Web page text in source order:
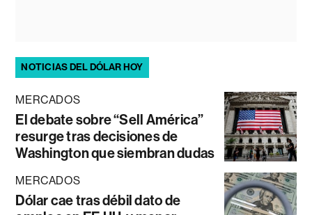
NOTICIAS DEL DÓLAR HOY
MERCADOS
El debate sobre “Sell América”
resurge tras decisiones de
Washington que siembran dudas
MERCADOS
Dólar cae tras débil dato de